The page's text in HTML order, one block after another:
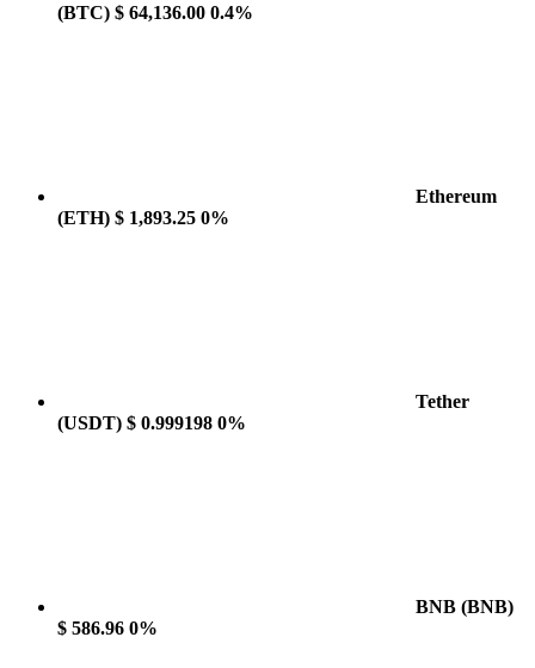
(BTC) $ 64,136.00 0.4%
Ethereum
(ETH) $ 1,893.25 0%
Tether
(USDT) $ 0.999198 0%
BNB (BNB)
$ 586.96 0%